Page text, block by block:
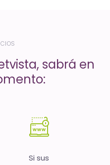
sabrá en
Si sus